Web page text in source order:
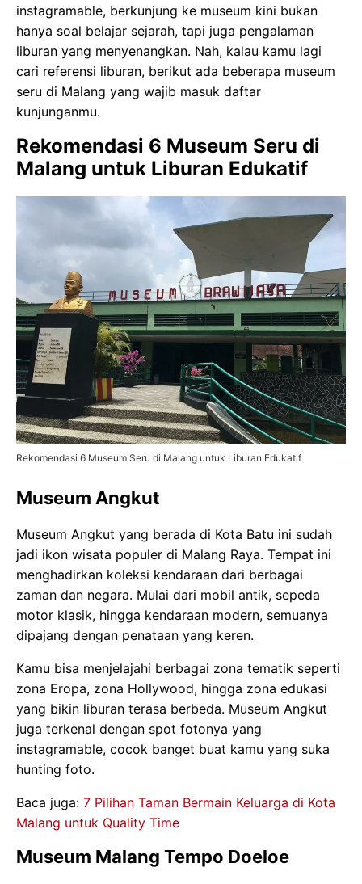
instagramable, berkunjung ke museum kini bukan
hanya soal belajar sejarah, tapi juga pengalaman
liburan yang menyenangkan. Nah, kalau kamu lagi
cari referensi liburan, berikut ada beberapa museum
seru di Malang yang wajib masuk daftar
kunjunganmu.
Rekomendasi 6 Museum Seru di
Malang untuk Liburan Edukatif
Rekomendasi 6 Museum Seru di Malang untuk Liburan Edukatif
Museum Angkut
Museum Angkut yang berada di Kota Batu ini sudah
jadi ikon wisata populer di Malang Raya. Tempat ini
menghadirkan koleksi kendaraan dari berbagai
zaman dan negara. Mulai dari mobil antik, sepeda
motor klasik, hingga kendaraan modern, semuanya
dipajang dengan penataan yang keren.
Kamu bisa menjelajahi berbagai zona tematik seperti
zona Eropa, zona Hollywood, hingga zona edukasi
yang bikin liburan terasa berbeda. Museum Angkut
juga terkenal dengan spot fotonya yang
instagramable, cocok banget buat kamu yang suka
hunting foto.
Baca juga: 7 Pilihan Taman Bermain Keluarga di Kota
Malang untuk Quality Time
Museum Malang Tempo Doeloe